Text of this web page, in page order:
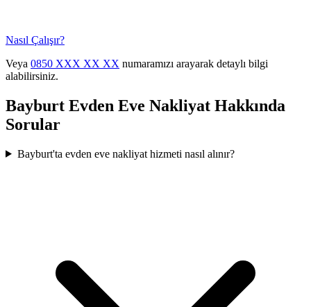
Nasıl Çalışır?
Veya 0850 XXX XX XX numaramızı arayarak detaylı bilgi
alabilirsiniz.
Bayburt Evden Eve Nakliyat Hakkında
Sorular
Bayburt'ta evden eve nakliyat hizmeti nasıl alınır?